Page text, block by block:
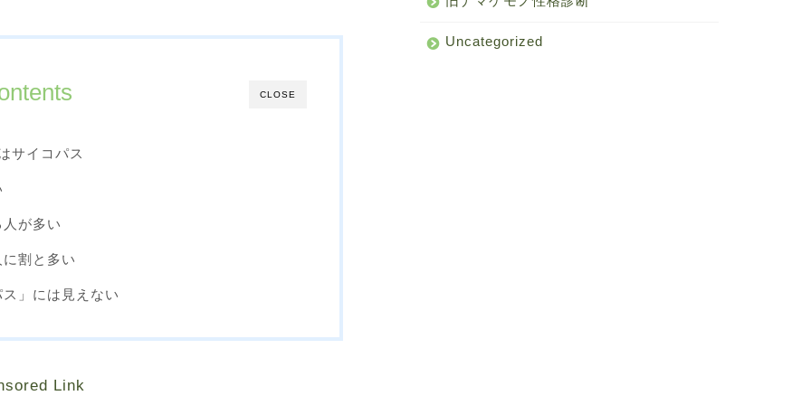
CLOSE
サイコパス
が多い
割と多い
」には見えない
Link
Uncategorized